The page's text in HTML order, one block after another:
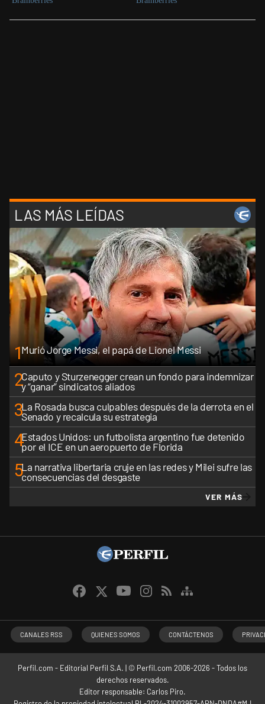
LAS MÁS LEÍDAS
1Murió Jorge Messi, el papá de Lionel Messi
2Caputo y Sturzenegger crean un fondo para indemnizar
y “ganar” sindicatos aliados
3La Rosada busca culpables después de la derrota en el
Senado y recalcula su estrategia
4Estados Unidos: un futbolista argentino fue detenido
por el ICE en un aeropuerto de Florida
5La narrativa libertaria cruje en las redes y Milei sufre las
consecuencias del desgaste
VER MÁS
CANALES RSS QUIENES SOMOS CONTÁCTENOS
Perfil.com - Editorial Perfil S.A. | © Perfil.com 2006-2026 - Todos los
derechos reservados.
Editor responsable: Carlos Piro.